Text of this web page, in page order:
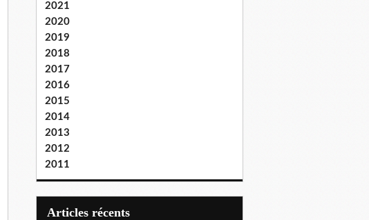
2021
2020
2019
2018
2017
2016
2015
2014
2013
2012
2011
articles récents